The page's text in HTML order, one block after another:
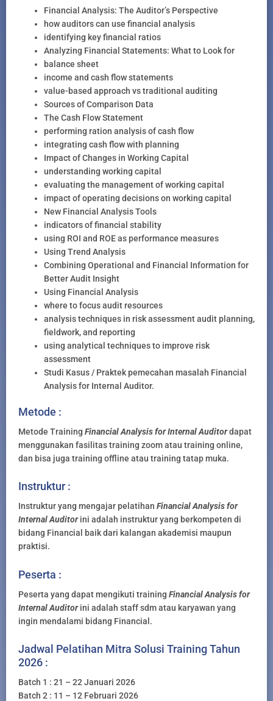
Financial Analysis: The Auditor’s Perspective
how auditors can use financial analysis
identifying key financial ratios
Analyzing Financial Statements: What to Look for
balance sheet
income and cash flow statements
value-based approach vs traditional auditing
Sources of Comparison Data
The Cash Flow Statement
performing ration analysis of cash flow
integrating cash flow with planning
Impact of Changes in Working Capital
understanding working capital
evaluating the management of working capital
impact of operating decisions on working capital
New Financial Analysis Tools
indicators of financial stability
using ROI and ROE as performance measures
Using Trend Analysis
Combining Operational and Financial Information for
Better Audit Insight
Using Financial Analysis
where to focus audit resources
analysis techniques in risk assessment audit planning,
fieldwork, and reporting
using analytical techniques to improve risk
assessment
Studi Kasus / Praktek pemecahan masalah Financial
Analysis for Internal Auditor.
Metode :
Metode Training Financial Analysis for Internal Auditordapat
menggunakan fasilitas training zoom atau training online,
dan bisa juga training offline atau training tatap muka.
Instruktur :
Instruktur yang mengajar pelatihan Financial Analysis for
Internal Auditorini adalah instruktur yang berkompeten di
bidang Financial baik dari kalangan akademisi maupun
praktisi.
Peserta :
Peserta yang dapat mengikuti training Financial Analysis for
Internal Auditorini adalah staff sdm atau karyawan yang
ingin mendalami bidang Financial.
Jadwal Pelatihan Mitra Solusi Training Tahun
2026 :
Batch 1 : 21 – 22 Januari 2026
Batch 2 : 11 – 12 Februari 2026